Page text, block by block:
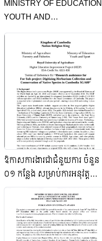
MINISTRY OF EDUCATION
YOUTH AND
SPORT,HIGHER
EDUCATION
IMPROVEMENT PROJECT
(HEIP),IDA-Credit No: 6221-
and Applicants,
ឱកាសការងារជាជំនួយការ ចំនួន
០១ កន្លែង សម្រាប់ការអនុវត្ត
គម្រោងស្រាវជ្រាវ នៃគម្រោង
កែលម្អការអប់រំឧត្តមសិក្សា
(HEIP)